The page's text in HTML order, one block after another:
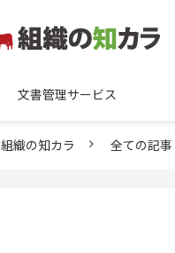
文書管理サービス
組織の知カラ 全ての記事